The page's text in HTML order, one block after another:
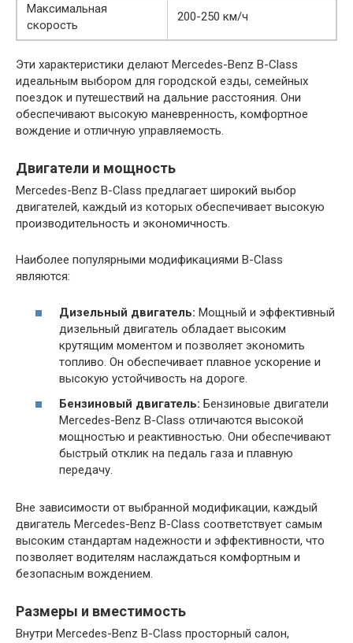
Максимальная
скорость
200-250 км/ч
Эти характеристики делают Mercedes-Benz B-Class
идеальным выбором для городской езды, семейных
поездок и путешествий на дальние расстояния. Они
обеспечивают высокую маневренность, комфортное
вождение и отличную управляемость.
Двигатели и мощность
Mercedes-Benz B-Class предлагает широкий выбор
двигателей, каждый из которых обеспечивает высокую
производительность и экономичность.
Наиболее популярными модификациями B-Class
являются:
Дизельный двигатель: Мощный и эффективный
дизельный двигатель обладает высоким
крутящим моментом и позволяет экономить
топливо. Он обеспечивает плавное ускорение и
высокую устойчивость на дороге.
Бензиновый двигатель: Бензиновые двигатели
Mercedes-Benz B-Class отличаются высокой
мощностью и реактивностью. Они обеспечивают
быстрый отклик на педаль газа и плавную
передачу.
Вне зависимости от выбранной модификации, каждый
двигатель Mercedes-Benz B-Class соответствует самым
высоким стандартам надежности и эффективности, что
позволяет водителям наслаждаться комфортным и
безопасным вождением.
Размеры и вместимость
Внутри Mercedes-Benz B-Class просторный салон,